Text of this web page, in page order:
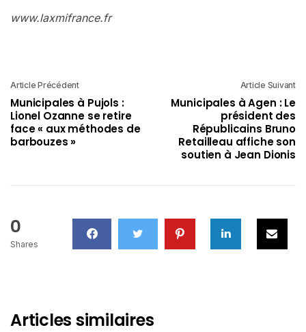
www.laxmifrance.fr
Article Précédent
Municipales à Pujols :
Lionel Ozanne se retire
face « aux méthodes de
barbouzes »
Article Suivant
Municipales à Agen : Le
président des
Républicains Bruno
Retailleau affiche son
soutien à Jean Dionis
0
Shares
Articles similaires